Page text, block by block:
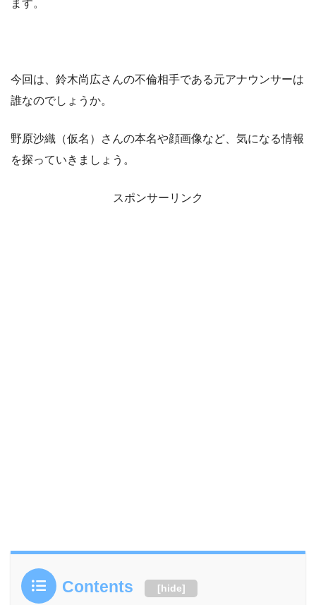
ます。
今回は、鈴木尚広さんの不倫相手である元アナウンサーは
誰なのでしょうか。
野原沙織（仮名）さんの本名や顔画像など、気になる情報
を探っていきましょう。
スポンサーリンク
Contents [hide]